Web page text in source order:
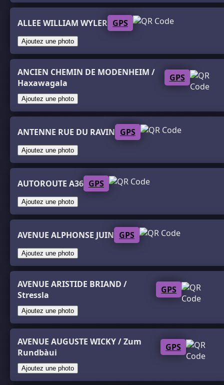
ALLEE WILLIAM WYLER GPS
Ajoutez une photo
ANCIEN CHEMIN DE MODENHEIM /
Haxawagala
GPS
Ajoutez une photo
ANTENNE RUE DU RAVIN GPS
Ajoutez une photo
AUTOROUTE A36 GPS
Ajoutez une photo
AVENUE ALPHONSE JUIN GPS
Ajoutez une photo
AVENUE ARISTIDE BRIAND /
Stressla
GPS
Ajoutez une photo
AVENUE AUGUSTE WICKY / Zum
Rundbàui
GPS
Ajoutez une photo